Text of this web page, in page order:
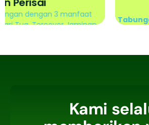
Tabungan
Tabungan Primer: Tabungan yang
Kami